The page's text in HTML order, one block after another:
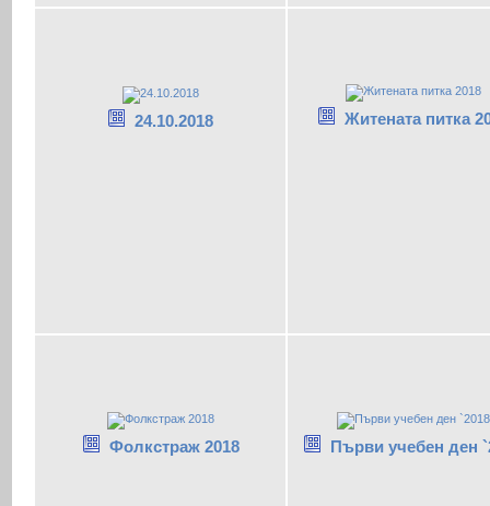
24.10.2018 Житената питка
Фолкстраж 2018 Първи учебен ден